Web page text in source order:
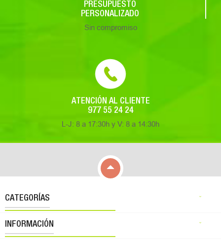
PRESUPUESTO
PERSONALIZADO
Sin compromiso
ATENCIÓN AL CLIENTE
977 55 24 24
L-J: 8 a 17:30h y V: 8 a 14:30h

CATEGORÍAS 
INFORMACIÓN 